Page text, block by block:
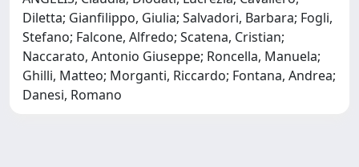
Diletta; Gianfilippo, Giulia; Salvadori, Barbara; Fogli,
Stefano; Falcone, Alfredo; Scatena, Cristian;
Naccarato, Antonio Giuseppe; Roncella, Manuela;
Ghilli, Matteo; Morganti, Riccardo; Fontana, Andrea;
Danesi, Romano